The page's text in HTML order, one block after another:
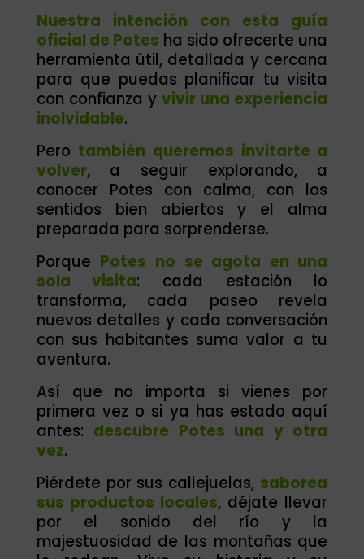
Nuestra intención con esta guía
oficial de Potes ha sido ofrecerte una
herramienta útil, detallada y cercana
para que puedas planificar tu visita
con confianza yvivir una experiencia
inolvidable.
Pero también queremos invitarte a
volver, a seguir explorando, a
conocer Potes con calma, con los
sentidos bien abiertos y el alma
preparada para sorprenderse.
Porque Potes no se agota en una
sola visita: cada estación lo
transforma, cada paseo revela
nuevos detalles y cada conversación
con sus habitantes suma valor a tu
aventura.
Así que no importa si vienes por
primera vez o si ya has estado aquí
antes: descubre Potes una y otra
vez.
Piérdete por sus callejuelas, saborea
sus productos locales, déjate llevar
por el sonido del río y la
majestuosidad de las montañas que